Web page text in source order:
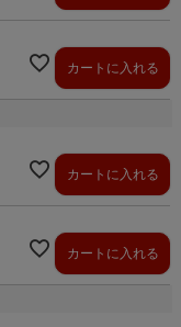
カートに入れる
カートに入れる
カートに入れる